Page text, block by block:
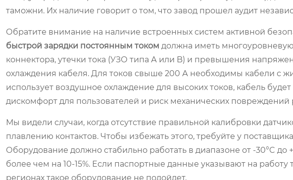
таможни. Их наличие говорит о том, что завод прошел аудит
Обратите внимание на наличие встроенных систем активной
быстрой зарядки постоянным током должна иметь
коннектора, утечки тока (УЗО типа А или B) и превышения
охлаждения кабеля. Для токов свыше 200 А необходимы кабели с
использует воздушное охлаждение для высоких токов, кабель
дискомфорт для пользователей и риск механических повреждений
Мы видели случаи, когда отсутствие правильной калибровки
плавлению контактов. Чтобы избежать этого, требуйте у
Оборудование должно стабильно работать в диапазоне от -30°C
более чем на 10-15%. Если паспортные данные указывают на
регионах такое оборудование не подойдет.